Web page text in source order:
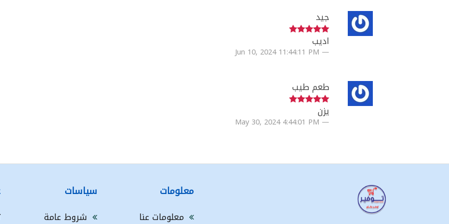
جيد
اديب
Jun 10, 2024 11:44:11 PM
طعم طيب
يزن
May 30, 2024 4:44:01 PM
معلومات
معلومات عنا
سياسات
شروط عامة